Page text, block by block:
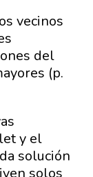
vecinos
del
(p.
y el
solución
solos